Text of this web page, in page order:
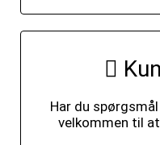
Har du
velkommen til